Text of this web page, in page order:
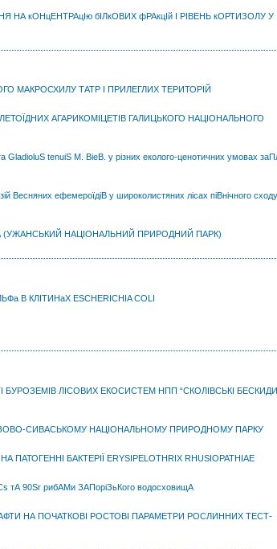
кОНцЕНТРАцІю бІЛкОВИХ фРАкцІй І РІВЕНЬ кОРТИЗОЛУ У
МАКРОСХИЛУ ТАТР І ПРИЛЕГЛИХ ТЕРИТОРІЙ
АГАРИКОМІЦЕТІВ ГАЛИЦЬКОГО НАЦІОНАЛЬНОГО
GladioluS tenuiS M. BieB. у різних еколого-ценотичних умовах
Весняних ефемероїдіВ у широколистяних лісах піВнічного сходу
(УЖАНСЬКИЙ НАЦІОНАЛЬНИЙ ПРИРОДНИЙ ПАРК)
В КЛІТИНаХ ESCHERICHIA COLI
ЛІСОВИХ ЕКОСИСТЕМ НПП “СКОЛІВСЬКІ
СИВАСЬКОМУ НАЦІОНАЛЬНОМУ ПРИРОДНОМУ ПАРКУ
БАКТЕРІЇ ERYSIPELOTHRIX RHUSIOPATHIAE
тА 90Sr рибАМи ЗАПоріЗьКого водосховищА
НА ПОЧАТКОВІ РОСТОВІ ПАРАМЕТРИ РОСЛИННИХ ТЕСТ-